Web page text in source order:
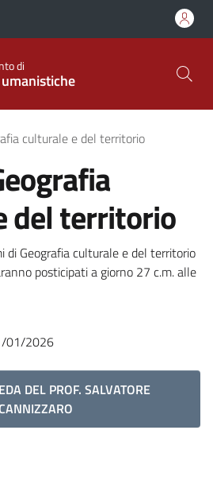
di
culturale e del territorio
del territorio
di Geografia culturale e del territorio
posticipati a giorno 27 c.m. alle
01/2026
DEL PROF. SALVATORE